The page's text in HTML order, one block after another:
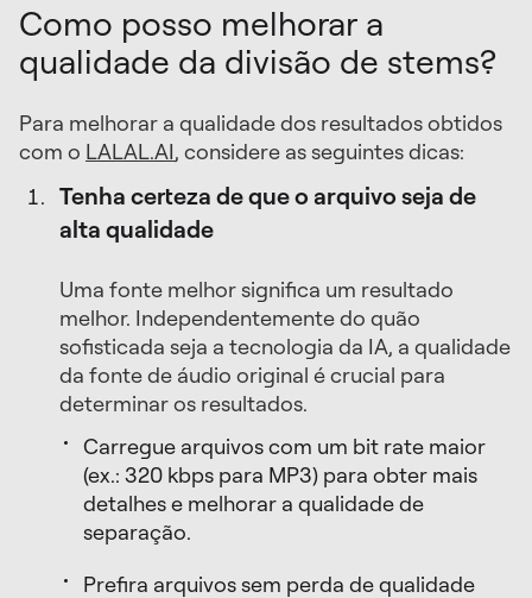
Como posso melhorar a
qualidade da divisão de stems?
Para melhorar a qualidade dos resultados obtidos
com o LALAL.AI, considere as seguintes dicas:
Tenha certeza de que o arquivo seja de
alta qualidade
Uma fonte melhor significa um resultado
melhor. Independentemente do quão
sofisticada seja a tecnologia da IA, a qualidade
da fonte de áudio original é crucial para
determinar os resultados.
Carregue arquivos com um bit rate maior
(ex.: 320 kbps para MP3) para obter mais
detalhes e melhorar a qualidade de
separação.
Prefira arquivos sem perda de qualidade